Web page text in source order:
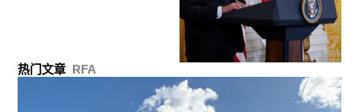
热门文章 RFA